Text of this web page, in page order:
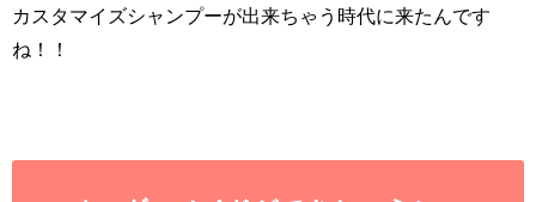
カスタマイズシャンプーが出来ちゃう時代に来たんです
ね！！